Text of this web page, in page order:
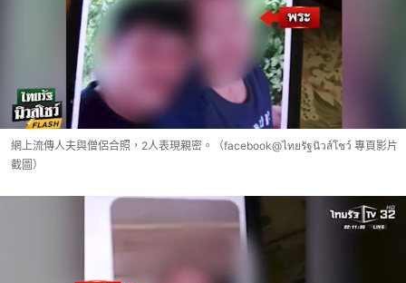
網上流傳人夫與僧侶合照，2人表現親密。（facebook@ไทยรัฐนิวส์โชว์ 專頁影片
截圖）